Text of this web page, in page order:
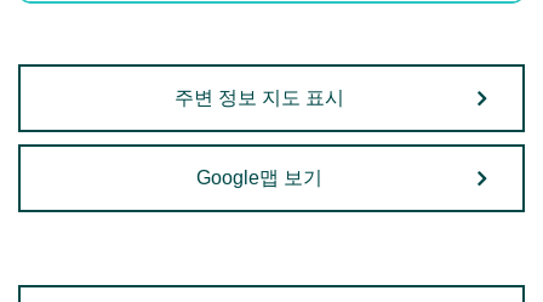
주변 정보 지도 표시
Google맵 보기